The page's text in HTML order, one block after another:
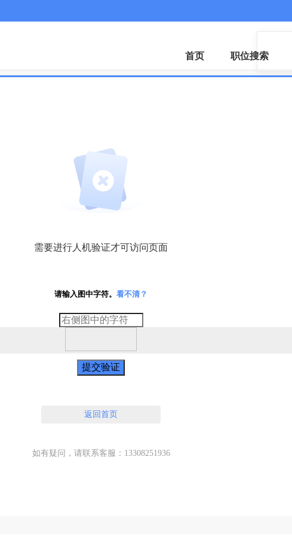
微信
首页 职位搜索
需要进行人机验证才可访问页面
请输入图中字符。 看不清？
提交验证
返回首页
如有疑问，请联系客服：13308251936